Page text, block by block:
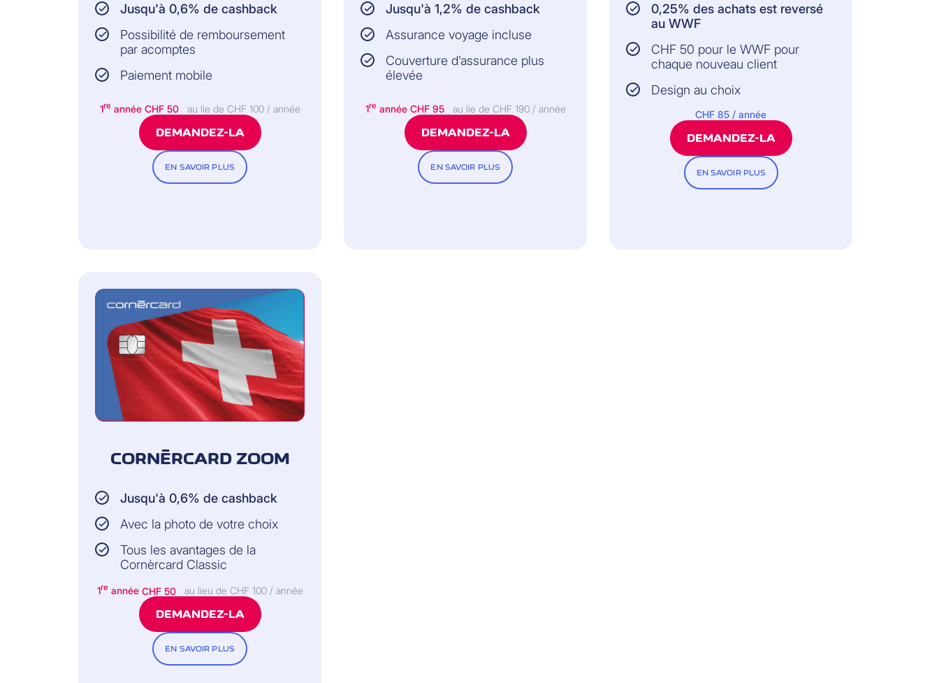
Jusqu'à 0,6% de cashback
Possibilité de remboursement
par acomptes
Paiement mobile
1re année CHF 50 au lie de CHF 100 / année
DEMANDEZ-LA
EN SAVOIR PLUS
Jusqu'à 1,2% de cashback
Assurance voyage incluse
Couverture d’assurance plus
élevée
1re année CHF 95 au lie de CHF 190 / année
DEMANDEZ-LA
EN SAVOIR PLUS
0,25% des achats est reversé
au WWF
CHF 50 pour le WWF pour
chaque nouveau client
Design au choix
CHF 85 / année
DEMANDEZ-LA
EN SAVOIR PLUS
CORNÈRCARD ZOOM
Jusqu'à 0,6% de cashback
Avec la photo de votre choix
Tous les avantages de la
Cornèrcard Classic
1re année CHF 50 au lieu de CHF 100 / année
DEMANDEZ-LA
EN SAVOIR PLUS